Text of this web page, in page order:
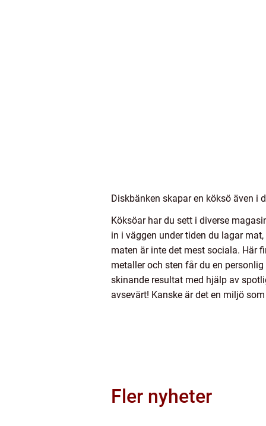
Diskbänken skapar en köksö även i
Köksöar har du sett i diverse
in i väggen under tiden du lagar
maten är inte det mest sociala. Här
metaller och sten får du en
skinande resultat med hjälp av
avsevärt! Kanske är det en miljö
Fler nyheter